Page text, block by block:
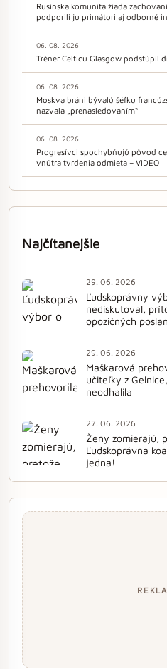
Rusínska komunita žiada
podporili ju primátori aj odborné
06. 08. 2026
Tréner Celticu Glasgow podstúpil
06. 08. 2026
Moskva bráni bývalú šéfku
nazvala „prenasledovaním“
06. 08. 2026
Progresívci spochybňujú pôvod
vnútra tvrdenia odmieta – VIDEO
Najčítanejšie
29. 06. 2026
Ľudskoprávny
nediskutoval,
opozičných
29. 06. 2026
Maškarová
učiteľky z
neodhalila
27. 06. 2026
Ženy zomierajú,
Ľudskoprávna
jedna!